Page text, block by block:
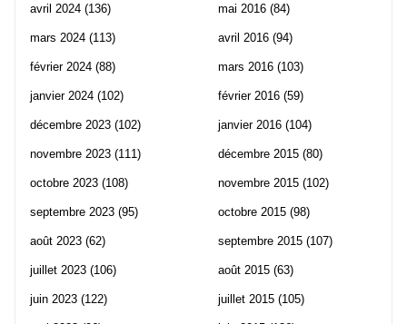
avril 2024 (136)
mars 2024 (113)
février 2024 (88)
janvier 2024 (102)
décembre 2023 (102)
novembre 2023 (111)
octobre 2023 (108)
septembre 2023 (95)
août 2023 (62)
juillet 2023 (106)
juin 2023 (122)
mai 2016 (84)
avril 2016 (94)
mars 2016 (103)
février 2016 (59)
janvier 2016 (104)
décembre 2015 (80)
novembre 2015 (102)
octobre 2015 (98)
septembre 2015 (107)
août 2015 (63)
juillet 2015 (105)